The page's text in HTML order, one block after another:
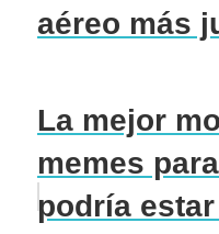
aéreo más
La mejor
memes
podría